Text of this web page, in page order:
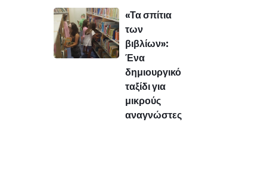
«Τα σπίτια
των
βιβλίων»:
Ένα
δημιουργικό
ταξίδι για
μικρούς
αναγνώστες